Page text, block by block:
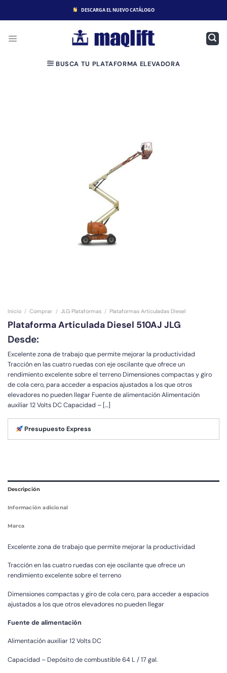
DESCARGA EL NUEVO CATÁLOGO
BUSCA TU PLATAFORMA ELEVADORA
Inicio / Comprar / JLG Plataformas / Plataformas Articuladas Diesel
Plataforma Articulada Diesel 510AJ JLG
Desde:
Excelente zona de trabajo que permite mejorar la productividad
Tracción en las cuatro ruedas con eje oscilante que ofrece un
rendimiento excelente sobre el terreno Dimensiones compactas y giro
de cola cero, para acceder a espacios ajustados a los que otros
elevadores no pueden llegar Fuente de alimentación Alimentación
auxiliar 12 Volts DC Capacidad – […]
Presupuesto Express
Descripción
Información adicional
Marca
Excelente zona de trabajo que permite mejorar la productividad
Tracción en las cuatro ruedas con eje oscilante que ofrece un
rendimiento excelente sobre el terreno
Dimensiones compactas y giro de cola cero, para acceder a espacios
ajustados a los que otros elevadores no pueden llegar
Fuente de alimentación
Alimentación auxiliar 12 Volts DC
Capacidad – Depósito de combustible 64 L / 17 gal.